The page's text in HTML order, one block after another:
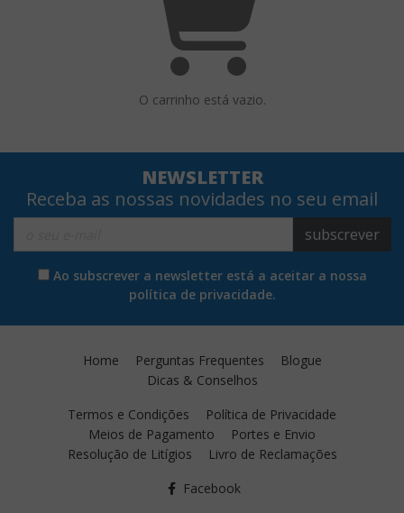
O carrinho está vazio.
NEWSLETTER
Receba as nossas novidades no seu email
subscrever
Ao subscrever a newsletter está a aceitar a nossa
política de privacidade.
Home Perguntas Frequentes
Blogue
Dicas & Conselhos
Termos e Condições
Política de Privacidade
Meios de Pagamento
Portes e Envio
Resolução de Litígios
Livro de Reclamações
Facebook